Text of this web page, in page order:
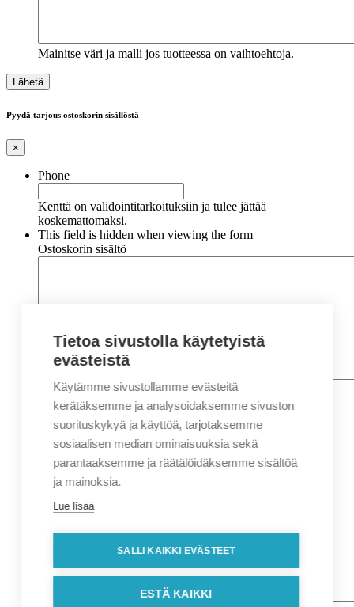
Mainitse väri ja malli jos tuotteessa on vaihtoehtoja.
Pyydä tarjous ostoskorin sisällöstä
×
Phone
Kenttä on validointitarkoituksiin ja tulee jättää
koskemattomaksi.
This field is hidden when viewing the form
Ostoskorin sisältö
Nimi*
Etunimi
Sukunimi
Sähköposti*
Puhelin*
Osoitetiedot
Lähiosoite
Postinumero
Tietoa sivustolla käytetyistä
evästeistä
Käytämme sivustollamme evästeitä
kerätäksemme ja analysoidaksemme sivuston
suorituskykyä ja käyttöä, tarjotaksemme
sosiaalisen median ominaisuuksia sekä
parantaaksemme ja räätälöidäksemme sisältöä
ja mainoksia.
Lue lisää
SALLI KAIKKI EVÄSTEET
ESTÄ KAIKKI